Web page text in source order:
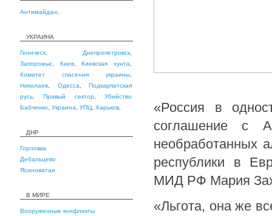
Антимайдан
УКРАИНА
Геническ Днепропетровск
Запорожье
Киев,Киевская хунта
Комитет спасения украины
Николаев
Одесса
Подкарпатская
русь ,Правый сектор,Убийство
Бабченко Украина УПЦ Харьков
ДНР
Горловка
Дебальцево
Ясиноватая
В МИРЕ
Вооруженные конфликты
«Россия в
соглашение с
необработанных
республики в
МИД РФ Мария
«Льгота, она же